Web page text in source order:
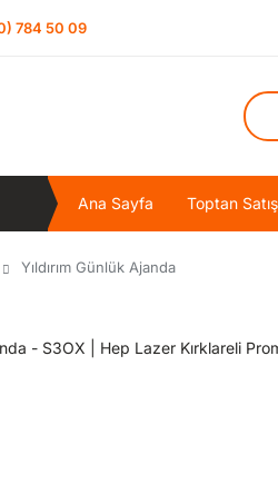
784 50 09
Ana Sayfa Toptan
Yıldırım Günlük Ajanda